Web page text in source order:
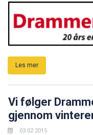
Les mer
Vi følger
gjennom
03.02.2015